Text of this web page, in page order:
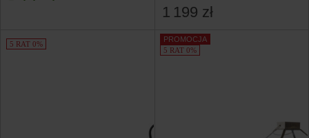
1 199 zł
5 RAT 0%
PROMOCJA
5 RAT 0%